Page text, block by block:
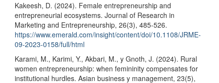
Kakeesh, D. (2024). Female entrepreneurship and
entrepreneurial ecosystems. Journal of Research in
Marketing and Entrepreneurship, 26(3), 485-526.
https://www.emerald.com/insight/content/doi/10.1108/JRME-
09-2023-0158/full/html
Karami, M., Karimi, Y., Akbari, M., y Gnoth, J. (2024). Rural
women entrepreneurship: when femininity compensates for
institutional hurdles. Asian business y management, 23(5),